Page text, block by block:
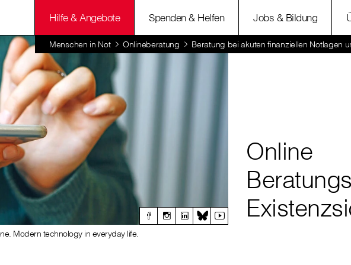
Hilfe & Angebote Spenden & Helfen Jobs & Bildung
Menschen in Not Onlineberatung Beratung bei akuten finanziellen Notlagen
Online
Modern technology in everyday life.